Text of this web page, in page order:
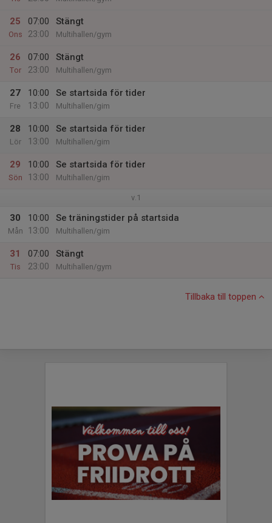
25
Ons
07:00
23:00
Stängt
Multihallen/gym
26
Tor
07:00
23:00
Stängt
Multihallen/gym
27
Fre
10:00
13:00
Se startsida för tider
Multihallen/gim
28
Lör
10:00
13:00
Se startsida för tider
Multihallen/gim
29
Sön
10:00
13:00
Se startsida för tider
Multihallen/gim
v.1
30
Mån
10:00
13:00
Se träningstider på startsida
Multihallen/gim
31
Tis
07:00
23:00
Stängt
Multihallen/gym
Tillbaka till toppen